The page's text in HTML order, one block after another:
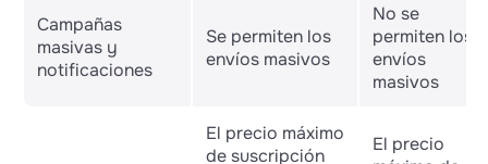
Campañas
masivas y
notificaciones
Se permiten los
envíos masivos
No se
permiten los
envíos
masivos
El precio máximo
de suscripción
El precio